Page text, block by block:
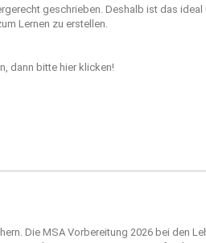
geschrieben. Deshalb ist das ideal
Lernen zu erstellen.
dann bittehier klicken!
Die MSA Vorbereitung 2026 bei den